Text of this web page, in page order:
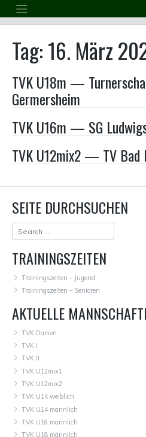
to
content
Tag:16. März
TVK U18m —
Germersheim
TVK U16m — SG
TVK U12mix2 — TV Bad
SEITE DURCHSUCHEN
TRAININGSZEITEN
Trainingszeiten – Jugend
Trainingszeiten – Senioren
AKTUELLE
TVK Damen
TVK I
TVK II
TVK U12mix1
TVK U12mix2
TVK U14 weiblich
TVK U14 männlich
TVK U16 männlich
TVK U18 männlich